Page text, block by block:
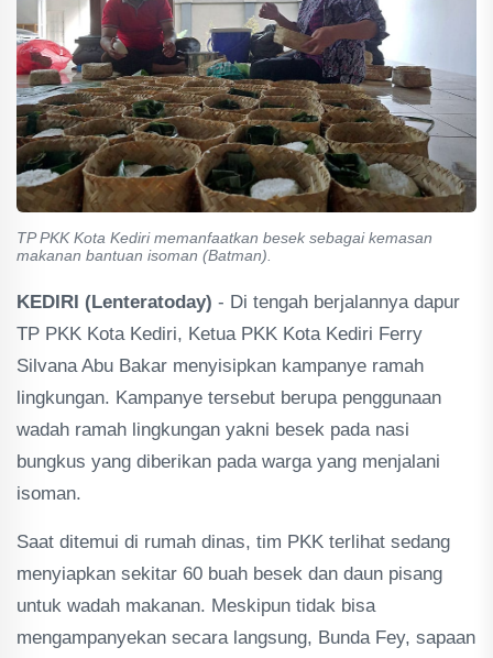
TP PKK Kota Kediri memanfaatkan besek sebagai kemasan
makanan bantuan isoman (Batman).
KEDIRI (Lenteratoday) - Di tengah berjalannya dapur
TP PKK Kota Kediri, Ketua PKK Kota Kediri Ferry
Silvana Abu Bakar menyisipkan kampanye ramah
lingkungan. Kampanye tersebut berupa penggunaan
wadah ramah lingkungan yakni besek pada nasi
bungkus yang diberikan pada warga yang menjalani
isoman.
Saat ditemui di rumah dinas, tim PKK terlihat sedang
menyiapkan sekitar 60 buah besek dan daun pisang
untuk wadah makanan. Meskipun tidak bisa
mengampanyekan secara langsung, Bunda Fey, sapaan